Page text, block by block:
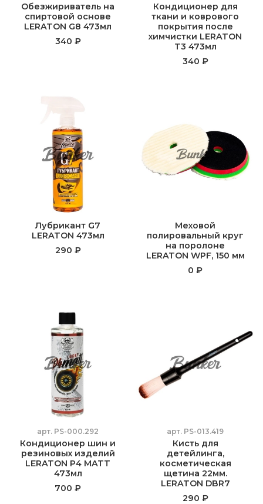
Обезжириватель на
спиртовой основе
LERATON G8 473мл
340 ₽
Кондиционер для
ткани и коврового
покрытия после
химчистки LERATON
T3 473мл
340 ₽
Лубрикант G7
LERATON 473мл
290 ₽
Меховой
полировальный круг
на поролоне
LERATON WPF, 150 мм
0 ₽
арт. PS-000.292
Кондиционер шин и
резиновых изделий
LERATON P4 MATT
473мл
700 ₽
арт. PS-013.419
Кисть для
детейлинга,
косметическая
щетина 22мм.
LERATON DBR7
290 ₽